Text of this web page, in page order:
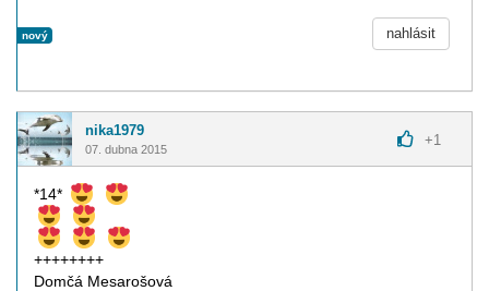
nový nahlásit
nika1979
07. dubna 2015
+1
*14*
++++++++
Domčá Mesarošová